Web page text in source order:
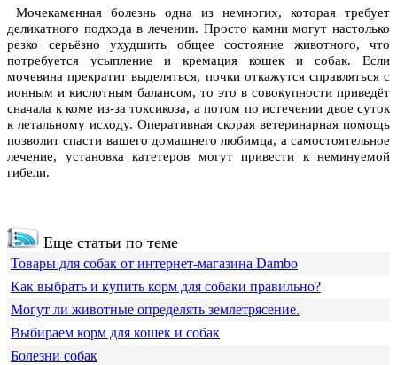
Мочекаменная болезнь одна из немногих, которая требует
деликатного подхода в лечении. Просто камни могут настолько
резко серьёзно ухудшить общее состояние животного, что
потребуется усыпление и кремация кошек и собак. Если
мочевина прекратит выделяться, почки откажутся справляться с
ионным и кислотным балансом, то это в совокупности приведёт
сначала к коме из-за токсикоза, а потом по истечении двое суток
к летальному исходу. Оперативная скорая ветеринарная помощь
позволит спасти вашего домашнего любимца, а самостоятельное
лечение, установка катетеров могут привести к неминуемой
гибели.
Еще статьи по теме
Товары для собак от интернет-магазина Dambo
Как выбрать и купить корм для собаки правильно?
Могут ли животные определять землетрясение.
Выбираем корм для кошек и собак
Болезни собак